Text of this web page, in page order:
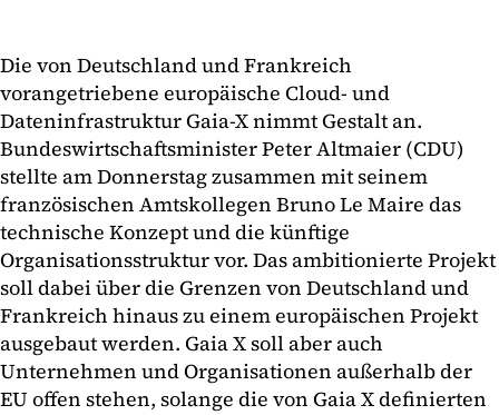
Die von Deutschland und Frankreich
vorangetriebene europäische Cloud- und
Dateninfrastruktur Gaia-X nimmt Gestalt an.
Bundeswirtschaftsminister Peter Altmaier (CDU)
stellte am Donnerstag zusammen mit seinem
französischen Amtskollegen Bruno Le Maire das
technische Konzept und die künftige
Organisationsstruktur vor. Das ambitionierte Projekt
soll dabei über die Grenzen von Deutschland und
Frankreich hinaus zu einem europäischen Projekt
ausgebaut werden. Gaia X soll aber auch
Unternehmen und Organisationen außerhalb der
EU offen stehen, solange die von Gaia X definierten